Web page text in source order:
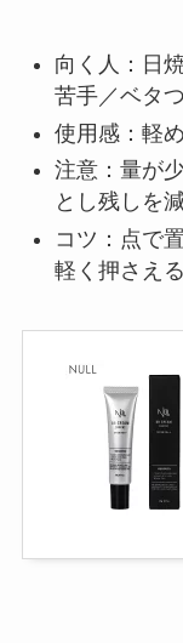
向く人：日
苦手／ベタ
使用感：軽
注意：量が
とし残しを
コツ：点で
軽く押さえる